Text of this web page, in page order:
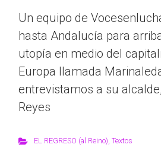
Un equipo de
hasta Andalucía para
utopía en medio del
Europa llamada
entrevistamos a su
Reyes
EL REGRESO (al Reino), Textos